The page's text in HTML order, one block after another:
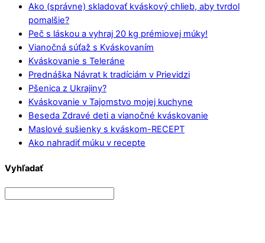
Ako (správne) skladovať kváskový chlieb, aby tvrdol
pomalšie?
Peč s láskou a vyhraj 20 kg prémiovej múky!
Vianočná súťaž s Kváskovaním
Kváskovanie s Teleráne
Prednáška Návrat k tradíciám v Prievidzi
Pšenica z Ukrajiny?
Kváskovanie v Tajomstvo mojej kuchyne
Beseda Zdravé deti a vianočné kváskovanie
Maslové sušienky s kváskom-RECEPT
Ako nahradiť múku v recepte
Vyhľadať